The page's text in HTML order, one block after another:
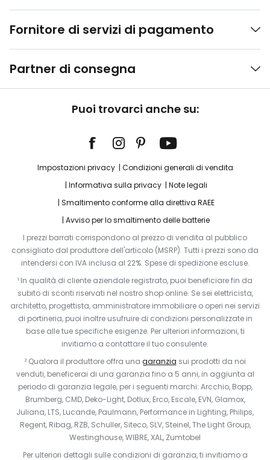
Fornitore di servizi di pagamento
Partner di consegna
Puoi trovarci anche su:
Impostazioni privacy
Condizioni generali di vendita
Informativa sulla privacy
Note legali
Smaltimento conforme alla direttiva RAEE
Avviso per lo smaltimento delle batterie
I prezzi barrati corrispondono al prezzo di vendita al pubblico
consigliato dal produttore dell'articolo (MSRP). Tutti i prezzi sono da
intendersi con IVA inclusa al 22%. Spese di spedizione escluse.
¹ In qualità di cliente aziendale registrato, puoi beneficiare fin da
subito di sconti riservati nel nostro shop online. Se sei elettricista,
architetto, progettista, amministratore immobiliare o operi nei servizi
di portineria, puoi inoltre usufruire di condizioni personalizzate in
base alle tue specifiche esigenze. Per ulteriori informazioni, ti
invitiamo a contattare il tuo consulente.
² Qualora il produttore offra una garanzia sui prodotti da noi
venduti, beneficerai di una garanzia fino a 5 anni, in aggiunta al
periodo di garanzia legale, per i seguenti marchi: Arcchio, Bopp,
Brumberg, CMD, Deko-Light, Dotlux, Erco, Escale, EVN, Glamox,
Juliana, LTS, Lucande, Paulmann, Performance in Lighting, Philips,
Regent, Ribag, RZB, Schuller, Siteco, SLV, Steinel, The Light Group,
Westinghouse, WIBRE, XAL, Zumtobel
Per ulteriori dettagli sulle condizioni di garanzia, ti invitiamo a